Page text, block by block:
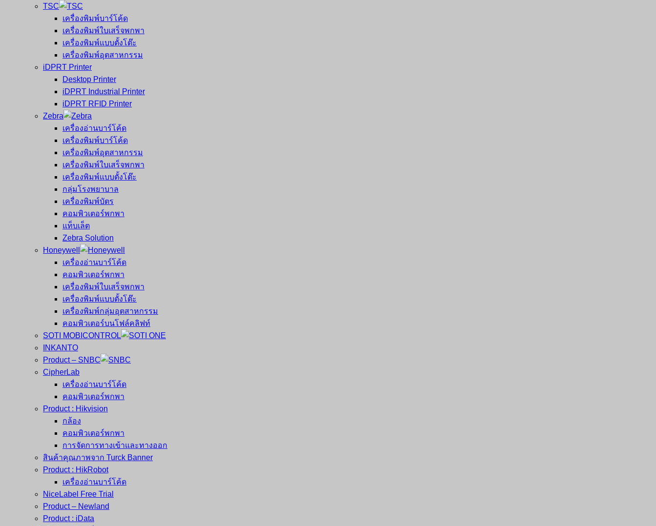
TSC
เครื่องพิมพ์บาร์โค้ด
เครื่องพิมพ์ใบเสร็จพกพา
เครื่องพิมพ์แบบตั้งโต๊ะ
เครื่องพิมพ์อุตสาหกรรม
iDPRT Printer
Desktop Printer
iDPRT Industrial Printer
iDPRT RFID Printer
Zebra
เครื่องอ่านบาร์โค้ด
เครื่องพิมพ์บาร์โค้ด
เครื่องพิมพ์อุตสาหกรรม
เครื่องพิมพ์ใบเสร็จพกพา
เครื่องพิมพ์แบบตั้งโต๊ะ
กลุ่มโรงพยาบาล
เครื่องพิมพ์บัตร
คอมพิวเตอร์พกพา
แท็บเล็ต
Zebra Solution
Honeywell
เครื่องอ่านบาร์โค้ด
คอมพิวเตอร์พกพา
เครื่องพิมพ์ใบเสร็จพกพา
เครื่องพิมพ์แบบตั้งโต๊ะ
เครื่องพิมพ์กลุ่มอุตสาหกรรม
คอมพิวเตอร์บนโฟล์คลิฟท์
SOTI MOBICONTROL
INKANTO
Product – SNBC
CipherLab
เครื่องอ่านบาร์โค้ด
คอมพิวเตอร์พกพา
Product : Hikvision
กล้อง
คอมพิวเตอร์พกพา
การจัดการทางเข้าและทางออก
สินค้าคุณภาพจาก Turck Banner
Product : HikRobot
เครื่องอ่านบาร์โค้ด
NiceLabel Free Trial
Product – Newland
Product : iData